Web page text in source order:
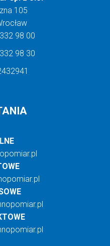
105
98 00
98 30